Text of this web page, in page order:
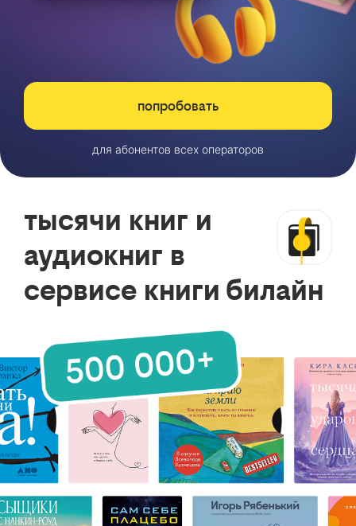
попробовать
для абонентов всех операторов
тысячи книг и
аудиокниг в
сервисе книги билайн